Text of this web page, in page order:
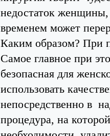
недостаток
временем может
Каким образом? При
Самое главное при
безопасная для
использовать
непосредственно в
процедура, на